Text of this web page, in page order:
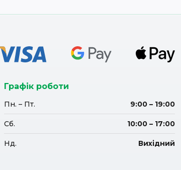
Графік роботи
Пн. – Пт. 9:00 – 19:00
Сб. 10:00 – 17:00
Нд. Вихідний